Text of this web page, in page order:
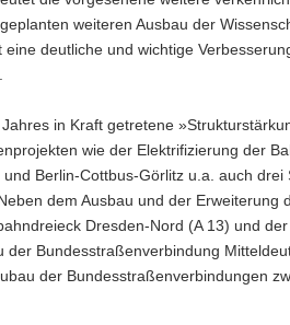
weiteren Ausbau der
eine deutliche und wichtige
in Kraft getretene
wie der Elektrifizierung der
Berlin-Cottbus-Görlitz u.a. auch
dem Ausbau und der Erweiterung
Dresden-Nord (A 13) und
der Bundesstraßenverbindung
der Bundesstraßenverbindungen